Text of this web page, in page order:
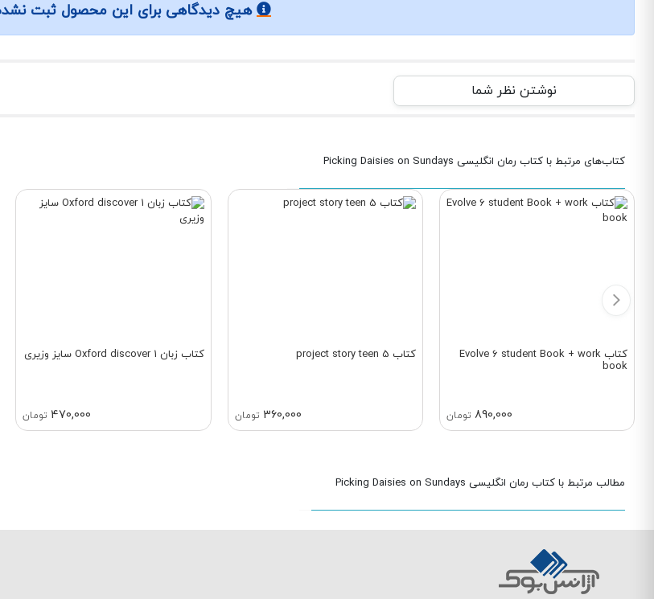
هیچ دیدگاهی برای این محصول ثبت
نوشتن نظر شما
کتاب‌های مرتبط با کتاب رمان انگلیسی Picking Daisies on Sundays
کتاب Evolve 6 student Book + work
book
890,000 تومان
کتاب project story teen 5
360,000 تومان
کتاب زبان Oxford discover 1 سایز وزیری
470,000 تومان
مطالب مرتبط با کتاب رمان انگلیسی Picking Daisies on Sundays